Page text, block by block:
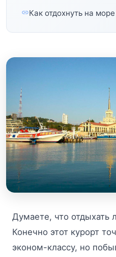
Как отдохнуть на
Думаете, что отдыхать
Конечно этот курорт
эконом-классу, но